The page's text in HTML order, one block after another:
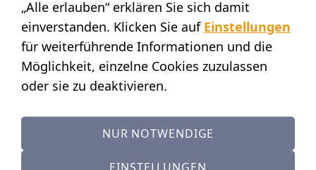
CH-6353 Weggis
SHOWROOM
STANDORT:
Calendariaweg 1
(nur auf Terminvereinbarung)
„Alle erlauben“ erklären Sie sich damit
einverstanden. Klicken Sie auf Einstellungen
für weiterführende Informationen und die
Möglichkeit, einzelne Cookies zuzulassen
oder sie zu deaktivieren.
NUR NOTWENDIGE